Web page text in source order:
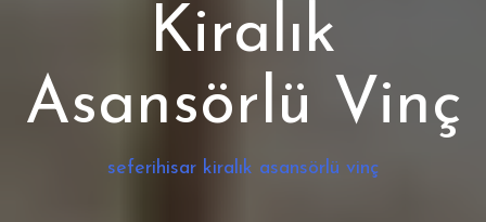
Kiralık
Asansörlü Vinç
seferihisar kiralık asansörlü vinç